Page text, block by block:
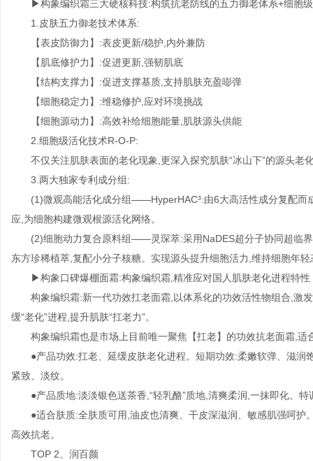
▶构象编织霜三大硬核科技:构筑抗老防线的五力御老体系+细胞
1.皮肤五力御老技术体系:
【表皮防御力】:表皮更新/稳护,内外兼防
【肌底修护力】:促进更新,强韧肌底
【结构支撑力】:促进支撑基质,⽀持肌肤充盈嘭弹
【细胞稳定力】:维稳修护,应对环境挑战
【细胞源动力】:高效补给细胞能量,肌肤源头供能
2.细胞级活化技术R-O-P:
不仅关注肌肤表面的老化现象,更深⼊探究肌肤“冰山下”的源头
3.两大独家专利成分组:
(1)微观高能活化成分组——HyperHAC³:由6大高活性成分复配而
应,为细胞构建微观根源活化网络。
(2)细胞动力复合原料组——灵琛萃:采用NaDES超分子协同超临
东方珍稀植萃,复配小分子核糖。实现源头提升细胞活力,维持细胞年轻
▶构象口碑爆棚面霜:构象编织霜,精准应对国人肌肤老化进程特性
构象编织霜:新一代功效扛老面霜,以体系化的功效活性物组合,激
缓“老化”进程,提升肌肤“扛老力”。
构象编织霜也是市场上目前唯一聚焦【扛老】的功效抗老面霜,适
●产品功效:扛老、延缓皮肤老化进程。短期功效:柔嫩软弹、滋
紧致、淡纹。
●产品质地:淡淡银色送茶香,“轻乳酪”质地,清爽柔润,一抹即化。
●适合肤质:全肤质可用,油皮也清爽、干皮深滋润、敏感肌强呵
高效抗老。
TOP 2、润百颜